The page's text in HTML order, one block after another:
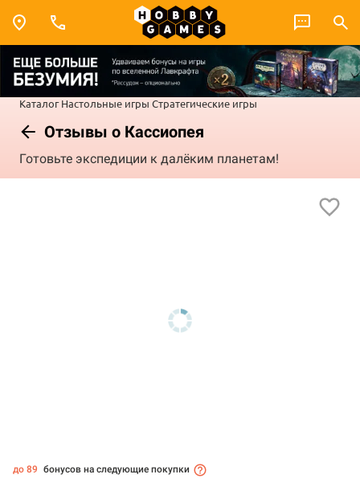
Каталог Настольные игры Стратегические игры
Отзывы о Кассиопея
Готовьте экспедиции к далёким планетам!
до 89 бонусов на следующие покупки